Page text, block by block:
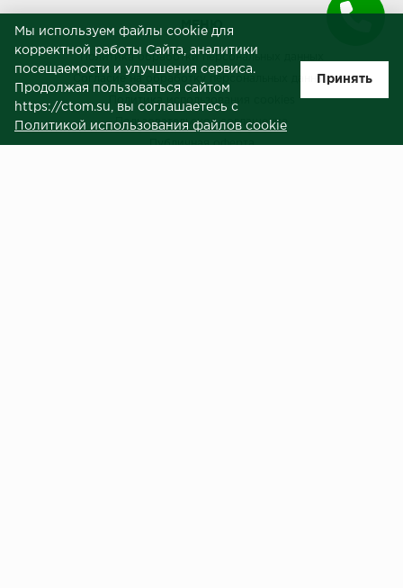
МЕНЮ
Политика обработки персональных данных
Согласие на обработку персональных данных
Пользовательское соглашение
Публичная оферта
Мы используем файлы cookie для
корректной работы Сайта, аналитики
посещаемости и улучшения сервиса.
Продолжая пользоваться сайтом
https://ctom.su, вы соглашаетесь с
Политикой использования файлов cookie
Принять